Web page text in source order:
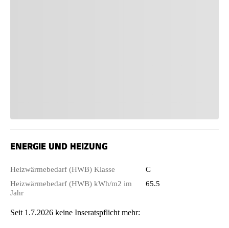
ENERGIE UND HEIZUNG
Heizwärmebedarf (HWB) Klasse
C
Heizwärmebedarf (HWB) kWh/m2 im
Jahr
65.5
Seit 1.7.2026 keine Inseratspflicht mehr: